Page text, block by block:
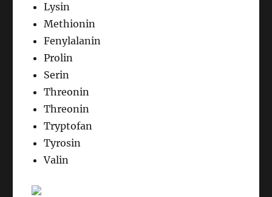
Lysin
Methionin
Fenylalanin
Prolin
Serin
Threonin
Threonin
Tryptofan
Tyrosin
Valin